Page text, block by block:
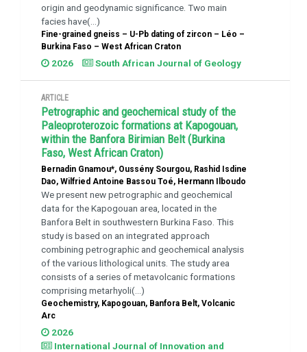
origin and geodynamic significance. Two main
facies have(...)
Fine-grained gneiss – U-Pb dating of zircon – Léo –
Burkina Faso – West African Craton
2026 South African Journal of Geology
ARTICLE
Petrographic and geochemical study of the
Paleoproterozoic formations at Kapogouan,
within the Banfora Birimian Belt (Burkina
Faso, West African Craton)
Bernadin Gnamou*, Oussény Sourgou, Rashid Isdine
Dao, Wilfried Antoine Bassou Toé, Hermann Ilboudo
We present new petrographic and geochemical
data for the Kapogouan area, located in the
Banfora Belt in southwestern Burkina Faso. This
study is based on an integrated approach
combining petrographic and geochemical analysis
of the various lithological units. The study area
consists of a series of metavolcanic formations
comprising metarhyoli(...)
Geochemistry, Kapogouan, Banfora Belt, Volcanic
Arc
2026
International Journal of Innovation and